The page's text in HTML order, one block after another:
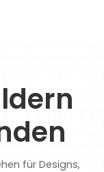
für Designs,